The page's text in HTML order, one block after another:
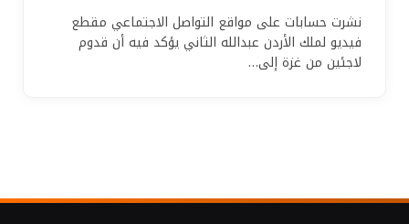
نشرت حسابات على مواقع التواصل الاجتماعي مقطع
فيديو لملك الأردن عبدالله الثاني يؤكد فيه أن قدوم
لاجئين من غزة إلى…